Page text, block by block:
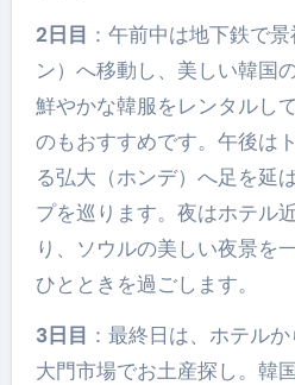
2日目 ：午前中は地下鉄で
ン）へ移動し、美しい韓国
鮮やかな韓服をレンタルし
のもおすすめです。午後は
る弘大（ホンデ）へ足を延
プを巡ります。夜はホテル
り、ソウルの美しい夜景を
ひとときを過ごします。
3日目 ：最終日は、ホテル
大門市場でお土産探し。韓